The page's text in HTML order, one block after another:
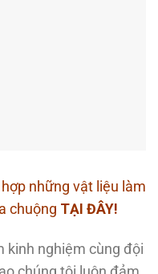
những vật liệu làm
chuộng TẠI ĐÂY!
kinh nghiệm cùng đội